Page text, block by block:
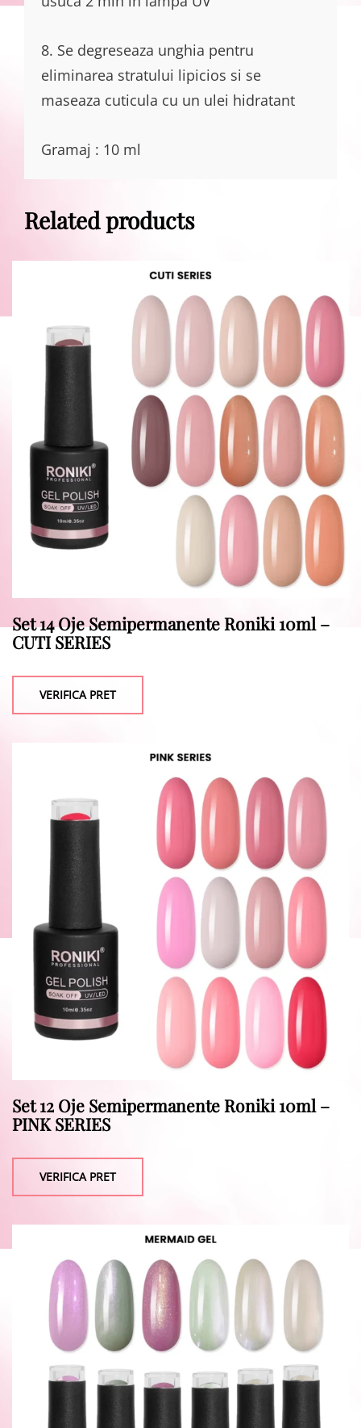
8. Se degreseaza unghia pentru
eliminarea stratului lipicios si se
maseaza cuticula cu un ulei hidratant
Gramaj : 10 ml
Related products
Set 14 Oje Semipermanente Roniki 10ml –
CUTI SERIES
VERIFICA PRET
Set 12 Oje Semipermanente Roniki 10ml –
PINK SERIES
VERIFICA PRET